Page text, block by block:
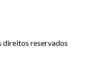
direitos reservados